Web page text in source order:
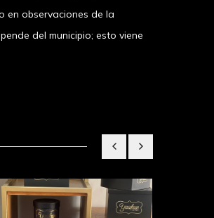
en observaciones de la
del municipio; esto viene